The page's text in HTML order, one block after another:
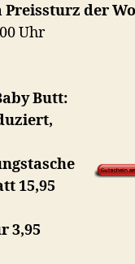
Preissturz der
Uhr
Butt:
15,95
3,95